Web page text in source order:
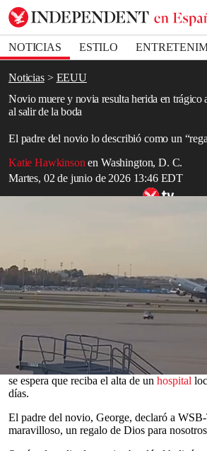
NOTICIAS ESTILO
DEPORTES
Noticias
EEUU
Novio muere y novia resulta herida en trágico
al salir de la boda
El padre del novio lo describió como un
Katie Hawkinson en Washington, D. C.
Martes, 02 de junio de 2026 13:46 EDT
Bookmark popover
Removed from bookmarks
Close popover
seconds
seconds
bodaterminó en tragedia después de
abordaranun helicópteroque seestrellóen
Georgia.
El novio, identificado como Dave Fiji, de
murieron cuando la aeronave en la que
viernes en el condado de Dawson,
TV. La novia, identificada como Jessni,
se espera que reciba el alta de un hospital
días.
El padre del novio, George, declaró a
maravilloso, un regalo de Dios para